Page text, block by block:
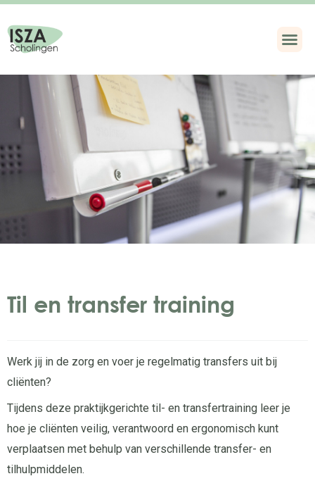
Til en transfer training
Werk jij in de zorg en voer je regelmatig transfers uit bij
cliënten?
Tijdens deze praktijkgerichte til- en transfertraining leer je
hoe je cliënten veilig, verantwoord en ergonomisch kunt
verplaatsen met behulp van verschillende transfer- en
tilhulpmiddelen.